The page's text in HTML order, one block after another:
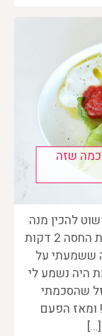
שזה
להכין מנה
מושלמת, מיוחדת וטעימה רק מלהניח את החסה 2 דקות
ששמעתי על
היה נשמע לי
שהסכמתי
ומאז הפעם